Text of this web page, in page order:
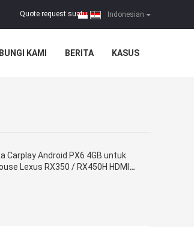
Indonesian
Quote request suatu |
KAMI BERITA KASUS
Carplay Android PX6 4GB untuk
Lexus RX350 / RX450H HDMI